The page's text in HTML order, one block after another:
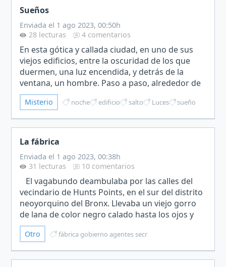
Sueños
Enviada el 1 ago 2023, 00:50h
28 lecturas
4 comentarios
En esta gótica y callada ciudad, en uno de sus
viejos edificios, entre la oscuridad de los que
duermen, una luz encendida, y detrás de la
ventana, un hombre. Paso a paso, alrededor de
una mesa, consumiendo una vida en algo más
que un cigarril…
Misterio noche edificio salto Luces sueño
La fábrica
Enviada el 1 ago 2023, 00:38h
31 lecturas
10 comentarios
El vagabundo deambulaba por las calles del
vecindario de Hunts Points, en el sur del distrito
neoyorquino del Bronx. Llevaba un viejo gorro
de lana de color negro calado hasta los ojos y
una vieja gabardina que en otro tiempo fue de
color…
Otro fábrica gobierno agentes secr